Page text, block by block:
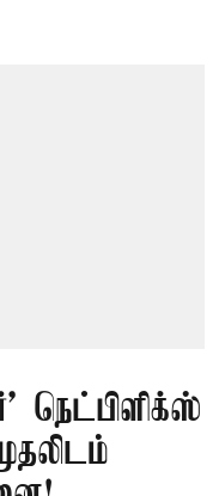
நெட்பிளிக்ஸ்